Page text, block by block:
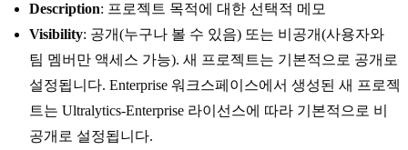
Description: 프로젝트 목적에 대한 선택적 메모
Visibility: 공개(누구나 볼 수 있음) 또는 비공개(사용자와
팀 멤버만 액세스 가능). 새 프로젝트는 기본적으로 공개로
설정됩니다. Enterprise 워크스페이스에서 생성된 새 프로젝
트는 Ultralytics-Enterprise 라이선스에 따라 기본적으로 비
공개로 설정됩니다.